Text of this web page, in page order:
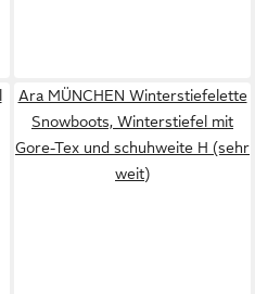
Ara MÜNCHEN Winterstiefelette
Snowboots, Winterstiefel mit
Gore-Tex und schuhweite H (sehr
weit)